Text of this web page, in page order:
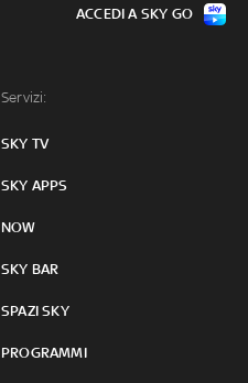
Servizi:
SKY TV
SKY APPS
NOW
SKY BAR
SPAZI SKY
PROGRAMMI
ACCEDI A SKY GO